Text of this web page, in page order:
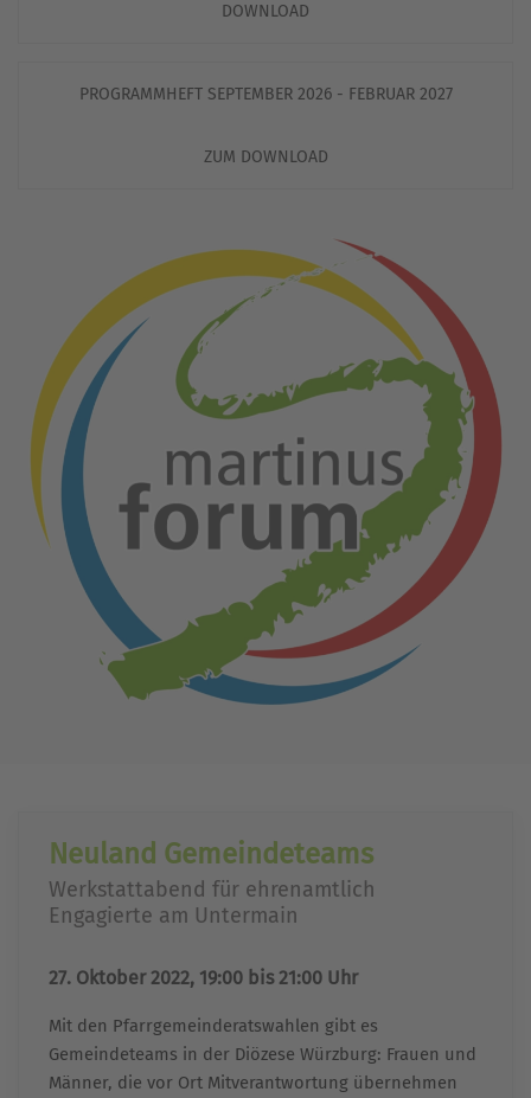
DOWNLOAD
PROGRAMMHEFT SEPTEMBER 2026 - FEBRUAR 2027
ZUM DOWNLOAD
Neuland Gemeindeteams
Werkstattabend für ehrenamtlich
Engagierte am Untermain
27. Oktober 2022, 19:00 bis 21:00 Uhr
Mit den Pfarrgemeinderatswahlen gibt es
Gemeindeteams in der Diözese Würzburg: Frauen und
Männer, die vor Ort Mitverantwortung übernehmen